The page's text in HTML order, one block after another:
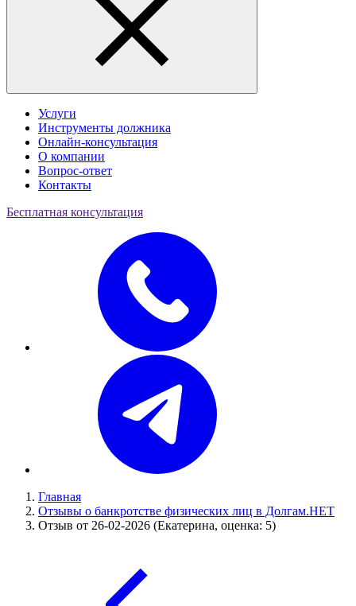
Услуги
Инструменты должника
Онлайн-консультация
О компании
Вопрос-ответ
Контакты
Бесплатная консультация
Главная
Отзывы о банкротстве физических лиц в Долгам.НЕТ
Отзыв от 26-02-2026 (Екатерина, оценка: 5)